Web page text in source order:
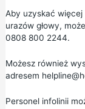
Aby uzyskać
urazów głowy,
0808 800 2244.
Możesz również
adresem
Personel infolinii